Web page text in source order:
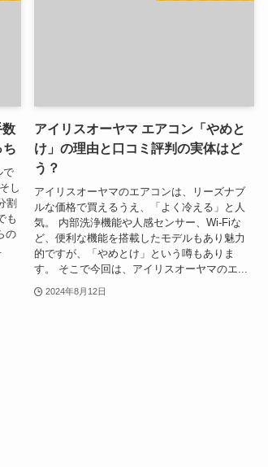
ち
で
し
割
も
の
アイリスオーヤマ エアコン「やめと
け」の理由と口コミ評判の実体はど
う？
アイリスオーヤマのエアコンは、リーズナブ
ルな価格で買えるうえ、「よく冷える」と人
気。 内部洗浄機能や人感センサー、Wi-Fiな
ど、便利な機能を搭載したモデルもあり魅力
的ですが、「やめとけ」という噂もありま
す。 そこで今回は、アイリスオーヤマのエ...
2024年8月12日